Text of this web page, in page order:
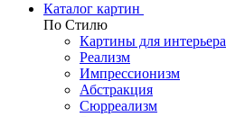
Каталог картин
По Стилю
Картины для интерьера
Реализм
Импрессионизм
Абстракция
Сюрреализм